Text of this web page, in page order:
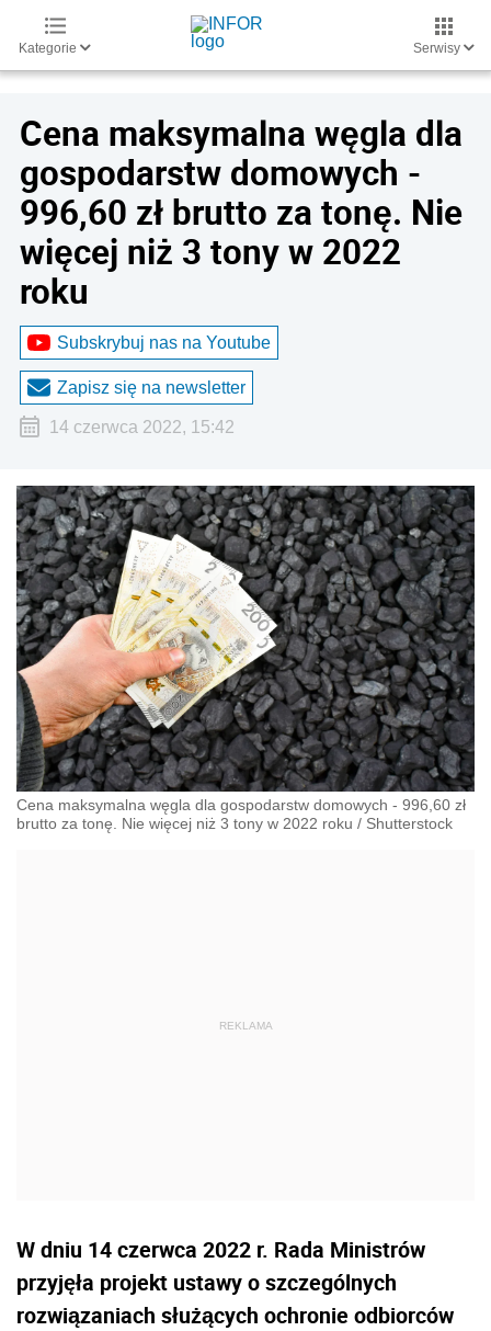
Kategorie Serwisy
Cena maksymalna węgla dla
gospodarstw domowych -
996,60 zł brutto za tonę. Nie
więcej niż 3 tony w 2022
roku
Subskrybuj nas na Youtube
Zapisz się na newsletter
14 czerwca 2022, 15:42
Cena maksymalna węgla dla gospodarstw domowych - 996,60 zł
brutto za tonę. Nie więcej niż 3 tony w 2022 roku / Shutterstock
W dniu 14 czerwca 2022 r. Rada Ministrów
przyjęła projekt ustawy o szczególnych
rozwiązaniach służących ochronie odbiorców